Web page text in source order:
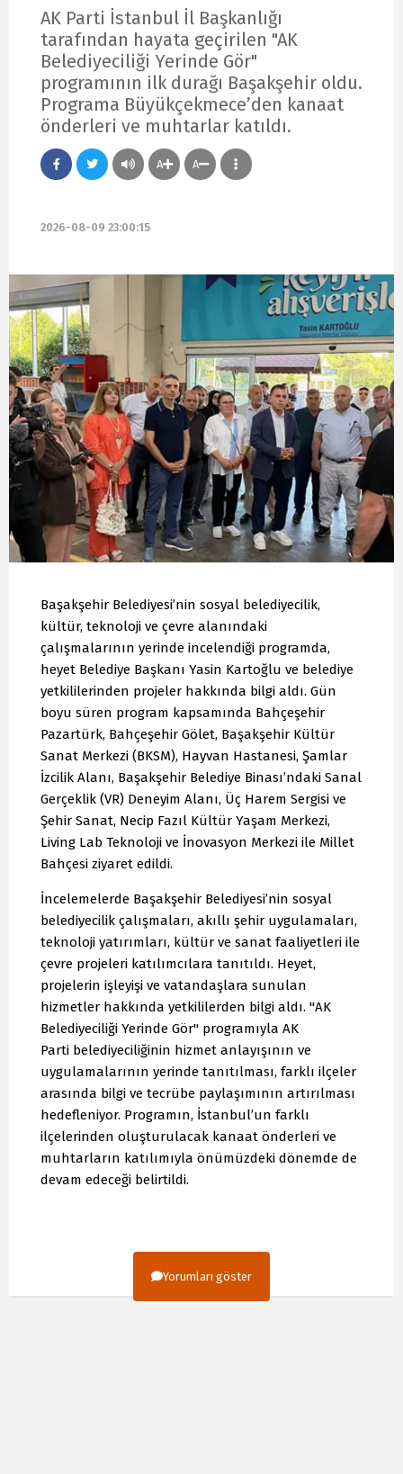
AK Parti İstanbul İl Başkanlığı
tarafından hayata geçirilen "AK
Belediyeciliği Yerinde Gör"
programının ilk durağı Başakşehir oldu.
Programa Büyükçekmece’den kanaat
önderleri ve muhtarlar katıldı.
A A
2026-08-09 23:00:15
Başakşehir Belediyesi’nin sosyal belediyecilik,
kültür, teknoloji ve çevre alanındaki
çalışmalarının yerinde incelendiği programda,
heyet Belediye Başkanı Yasin Kartoğlu ve belediye
yetkililerinden projeler hakkında bilgi aldı. Gün
boyu süren program kapsamında Bahçeşehir
Pazartürk, Bahçeşehir Gölet, Başakşehir Kültür
Sanat Merkezi (BKSM), Hayvan Hastanesi, Şamlar
İzcilik Alanı, Başakşehir Belediye Binası’ndaki Sanal
Gerçeklik (VR) Deneyim Alanı, Üç Harem Sergisi ve
Şehir Sanat, Necip Fazıl Kültür Yaşam Merkezi,
Living Lab Teknoloji ve İnovasyon Merkezi ile Millet
Bahçesi ziyaret edildi.
İncelemelerde Başakşehir Belediyesi’nin sosyal
belediyecilik çalışmaları, akıllı şehir uygulamaları,
teknoloji yatırımları, kültür ve sanat faaliyetleri ile
çevre projeleri katılımcılara tanıtıldı. Heyet,
projelerin işleyişi ve vatandaşlara sunulan
hizmetler hakkında yetkililerden bilgi aldı. "AK
Belediyeciliği Yerinde Gör" programıyla AK
Parti belediyeciliğinin hizmet anlayışının ve
uygulamalarının yerinde tanıtılması, farklı ilçeler
arasında bilgi ve tecrübe paylaşımının artırılması
hedefleniyor. Programın, İstanbul’un farklı
ilçelerinden oluşturulacak kanaat önderleri ve
muhtarların katılımıyla önümüzdeki dönemde de
devam edeceği belirtildi.
Yorumları göster